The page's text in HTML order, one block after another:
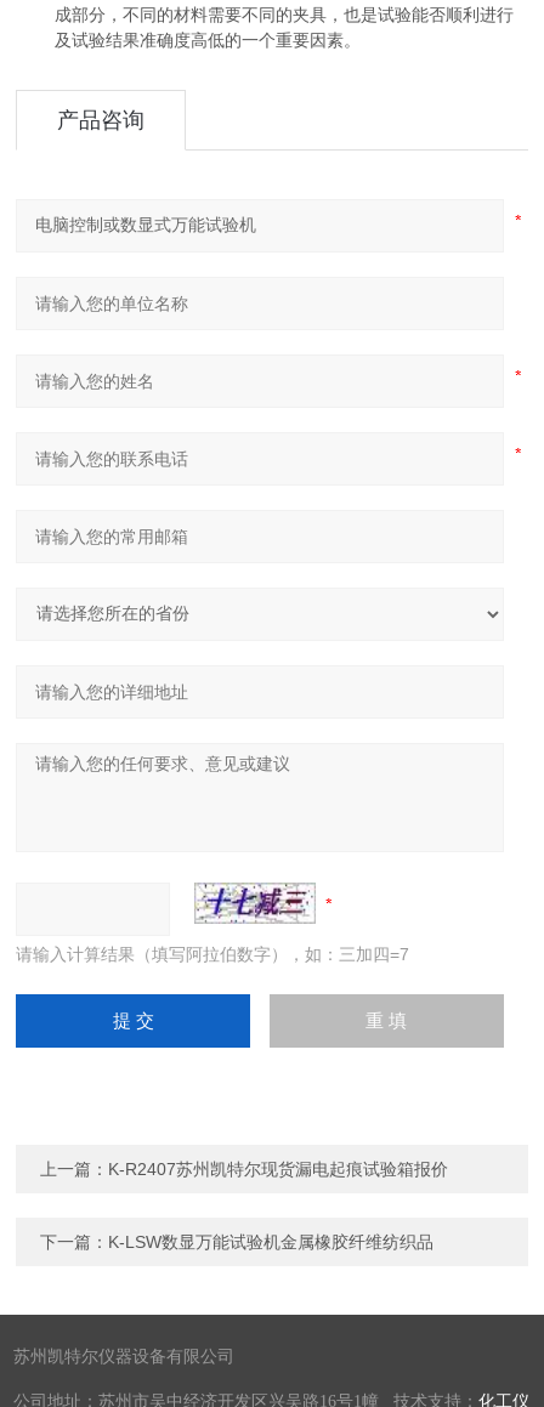
成部分，不同的材料需要不同的夹具，也是试验能否顺利进行
及试验结果准确度高低的一个重要因素。
产品咨询
请输入计算结果（填写阿拉伯数字），如：三加四=7
上一篇： K-R2407苏州凯特尔现货漏电起痕试验箱报价
下一篇： K-LSW数显万能试验机金属橡胶纤维纺织品
苏州凯特尔仪器设备有限公司
公司地址：苏州市吴中经济开发区兴吴路16号1幢 技术支持：化工仪